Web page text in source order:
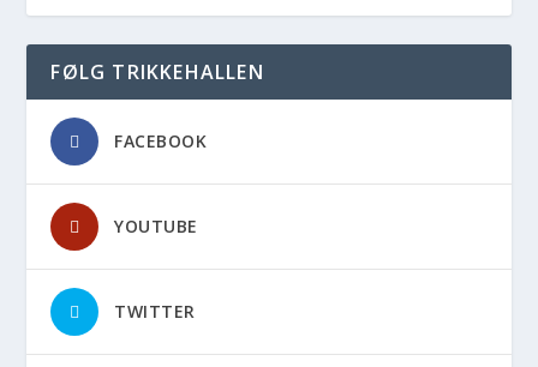
FØLG TRIKKEHALLEN
FACEBOOK
YOUTUBE
TWITTER